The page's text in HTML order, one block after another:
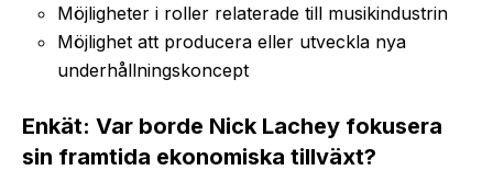
Möjligheter i roller relaterade till musikindustrin
Möjlighet att producera eller utveckla nya
underhållningskoncept
Enkät: Var borde Nick Lachey fokusera
sin framtida ekonomiska tillväxt?